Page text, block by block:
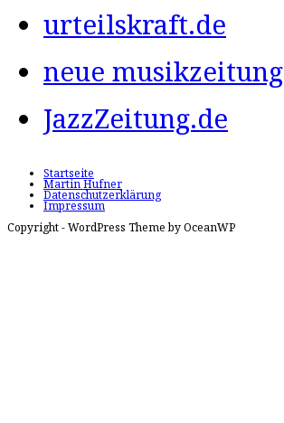
urteilskraft.de
neue musikzeitung
JazzZeitung.de
Startseite
Martin Hufner
Datenschutzerklärung
Impressum
Copyright - WordPress Theme by OceanWP